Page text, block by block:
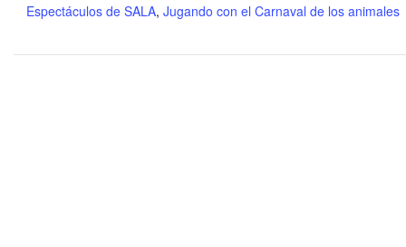
Espectáculos de SALA, Jugando con el Carnaval de los animales